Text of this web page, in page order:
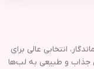
سبک و ماندگار، انتخابی عالی برای
جذاب و طبیعی به لب‌ها